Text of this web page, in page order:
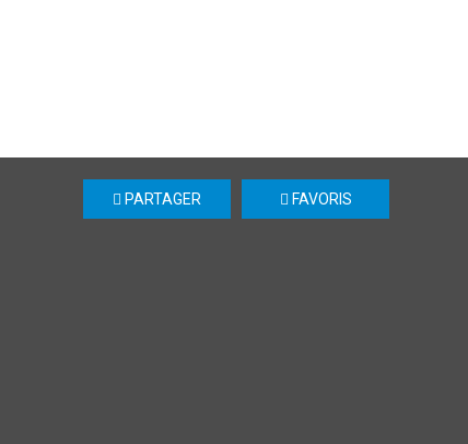
FAVORIS
PARTAGER